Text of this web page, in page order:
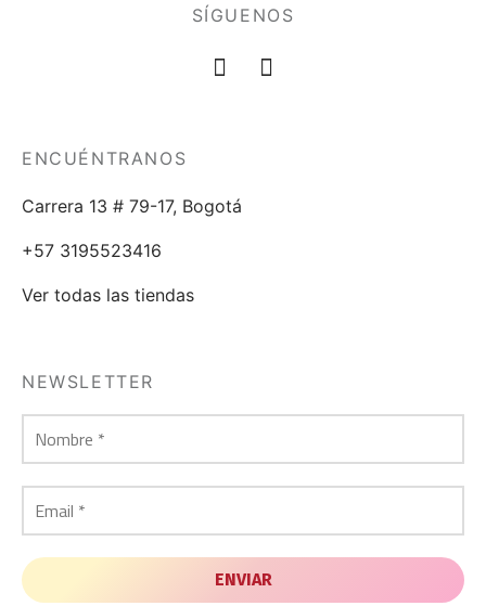
SÍGUENOS
ENCUÉNTRANOS
Carrera 13 # 79-17, Bogotá
+57 3195523416
Ver todas las tiendas
NEWSLETTER